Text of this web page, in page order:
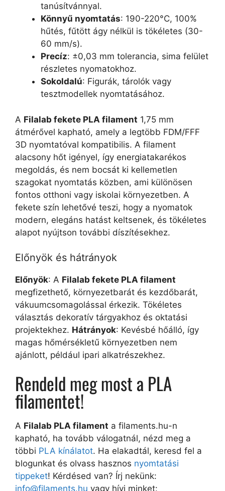
tanúsítvánnyal.
Könnyű nyomtatás: 190-220°C, 100%
hűtés, fűtött ágy nélkül is tökéletes (30-
60 mm/s).
Precíz: ±0,03 mm tolerancia, sima felület
részletes nyomatokhoz.
Sokoldalú: Figurák, tárolók vagy
tesztmodellek nyomtatásához.
A Filalab fekete PLA filament 1,75 mm
átmérővel kapható, amely a legtöbb FDM/FFF
3D nyomtatóval kompatibilis. A filament
alacsony hőt igényel, így energiatakarékos
megoldás, és nem bocsát ki kellemetlen
szagokat nyomtatás közben, ami különösen
fontos otthoni vagy iskolai környezetben. A
fekete szín lehetővé teszi, hogy a nyomatok
modern, elegáns hatást keltsenek, és tökéletes
alapot nyújtson további díszítésekhez.
Előnyök és hátrányok
Előnyök: A Filalab fekete PLA filament
megfizethető, környezetbarát és kezdőbarát,
vákuumcsomagolással érkezik. Tökéletes
választás dekoratív tárgyakhoz és oktatási
projektekhez. Hátrányok: Kevésbé hőálló, így
magas hőmérsékletű környezetben nem
ajánlott, például ipari alkatrészekhez.
Rendeld meg most a PLA
filamentet!
A Filalab PLA filament a filaments.hu-n
kapható, ha tovább válogatnál, nézd meg a
többi PLA kínálatot. Ha elakadtál, keresd fel a
blogunkat és olvass hasznos nyomtatási
tippeket! Kérdésed van? Írj nekünk:
info@filaments.hu vagy hívj minket: